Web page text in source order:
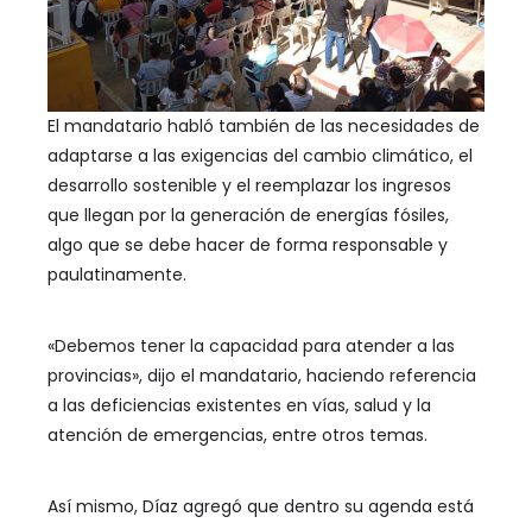
El mandatario habló también de las necesidades de
adaptarse a las exigencias del cambio climático, el
desarrollo sostenible y el reemplazar los ingresos
que llegan por la generación de energías fósiles,
algo que se debe hacer de forma responsable y
paulatinamente.
«Debemos tener la capacidad para atender a las
provincias», dijo el mandatario, haciendo referencia
a las deficiencias existentes en vías, salud y la
atención de emergencias, entre otros temas.
Así mismo, Díaz agregó que dentro su agenda está